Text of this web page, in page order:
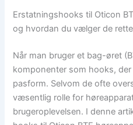
Erstatningshooks til Oticon
og hvordan du vælger de rette
Når man bruger et bag-øret
komponenter som hooks,
pasform. Selvom de ofte
væsentlig rolle for
brugeroplevelsen. I denne